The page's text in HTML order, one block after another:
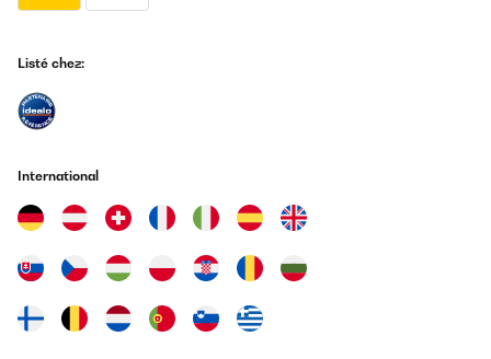
Listé chez:
International